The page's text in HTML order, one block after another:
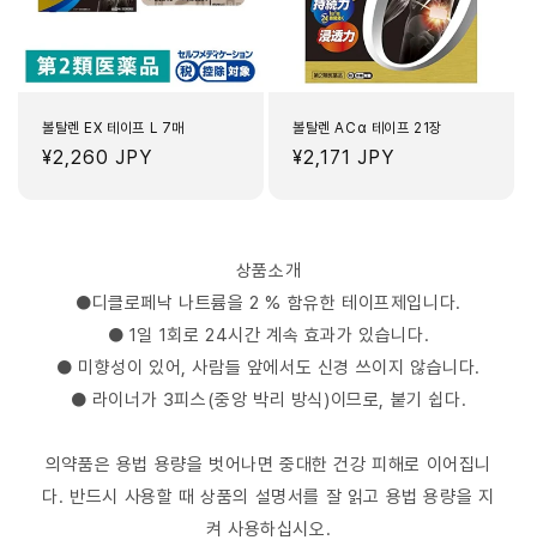
볼탈렌 EX 테이프 L 7매
정
¥2,260 JPY
볼탈렌 ACα 테이프 21장
정
¥2,171 JPY
상품소개
●디클로페낙 나트륨을 2 % 함유한 테이프제입니다.
● 1일 1회로 24시간 계속 효과가 있습니다.
● 미향성이 있어, 사람들 앞에서도 신경 쓰이지 않습니다.
● 라이너가 3피스(중앙 박리 방식)이므로, 붙기 쉽다.
의약품은 용법 용량을 벗어나면 중대한 건강 피해로 이어집니
다. 반드시 사용할 때 상품의 설명서를 잘 읽고 용법 용량을 지
켜 사용하십시오.